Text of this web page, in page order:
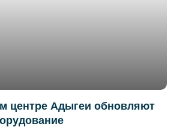
центре Адыгеи обновляют